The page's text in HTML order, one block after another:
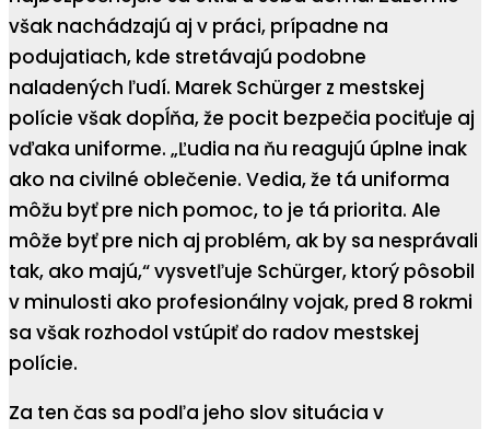
však nachádzajú aj v práci, prípadne na
podujatiach, kde stretávajú podobne
naladených ľudí. Marek Schürger z mestskej
polície však dopĺňa, že pocit bezpečia pociťuje aj
vďaka uniforme. „Ľudia na ňu reagujú úplne inak
ako na civilné oblečenie. Vedia, že tá uniforma
môžu byť pre nich pomoc, to je tá priorita. Ale
môže byť pre nich aj problém, ak by sa nesprávali
tak, ako majú,“ vysvetľuje Schürger, ktorý pôsobil
v minulosti ako profesionálny vojak, pred 8 rokmi
sa však rozhodol vstúpiť do radov mestskej
polície.
Za ten čas sa podľa jeho slov situácia v